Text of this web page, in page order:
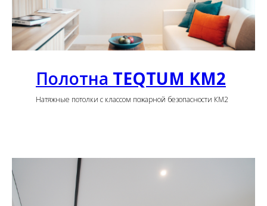
Полотна TEQTUM KM2
Натяжные потолки с классом пожарной безопасности КМ2